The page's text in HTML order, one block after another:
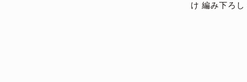
け 編み下ろし